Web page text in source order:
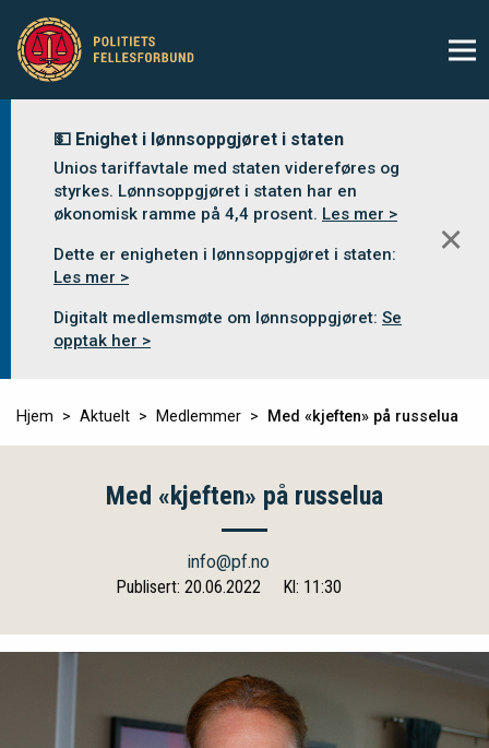
💵 Enighet i lønnsoppgjøret i staten
Unios tariffavtale med staten videreføres og
styrkes. Lønnsoppgjøret i staten har en
økonomisk ramme på 4,4 prosent. Les mer >
Dette er enigheten i lønnsoppgjøret i staten:
Les mer >
Digitalt medlemsmøte om lønnsoppgjøret: Se
opptak her >
✕
Hjem Aktuelt Medlemmer Med «kjeften» på russelua
Med «kjeften» på russelua
info@pf.no
Publisert: 20.06.2022
Kl: 11:30